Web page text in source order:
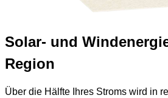
Solar- und
Region
Über die Hälfte Ihres Stroms wird in